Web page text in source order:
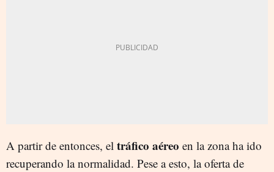
A partir de entonces, el tráfico aéreo en la zona ha ido
recuperando la normalidad. Pese a esto, la oferta de